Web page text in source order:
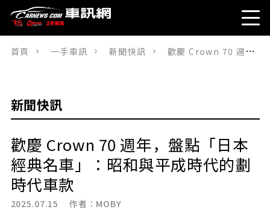
首頁 一手車訊 新聞快訊 歡慶 Crown 70 週年，盤點「日本經典名車」：昭和與平成時代的劃時代車款
新聞快訊
歡慶 Crown 70 週年，盤點「日本
經典名車」：昭和與平成時代的劃
時代車款
2025.07.15 作者： MOBY